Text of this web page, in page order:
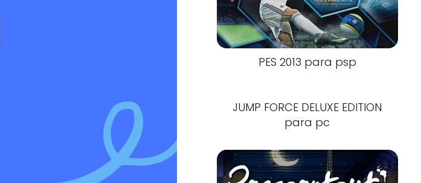
PES 2013 para psp
JUMP FORCE DELUXE EDITION
para pc